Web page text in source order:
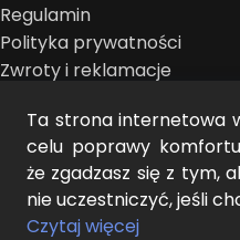
Regulamin
Polityka prywatności
Zwroty i reklamacje
MIDEER © 2026 |
Ta strona internetowa
celu poprawy komfortu
że zgadzasz się z tym,
nie uczestniczyć, jeśli
Czytaj więcej